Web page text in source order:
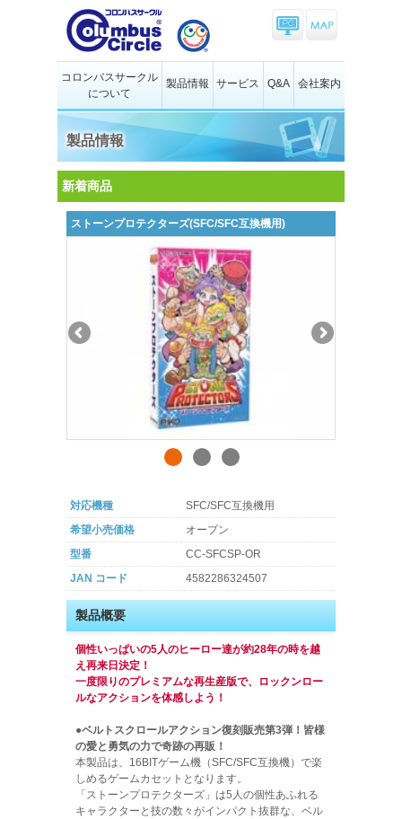
コロンバスサークル
について
製品情報 サービス Q&A 会社案内
製品情報
新着商品
ストーンプロテクターズ(SFC/SFC互換機用)
対応機種
SFC/SFC互換機用
希望小売価格
オープン
型番
CC-SFCSP-OR
JAN コード
4582286324507
製品概要
個性いっぱいの5人のヒーロー達が約28年の時を越
え再来日決定！
一度限りのプレミアムな再生産版で、ロックンロー
ルなアクションを体感しよう！
●ベルトスクロールアクション復刻販売第3弾！皆様
の愛と勇気の力で奇跡の再販！
本製品は、16BITゲーム機（SFC/SFC互換機）で楽
しめるゲームカセットとなります。
「ストーンプロテクターズ」は5人の個性あふれる
キャラクターと技の数々がインパクト抜群な、ベル